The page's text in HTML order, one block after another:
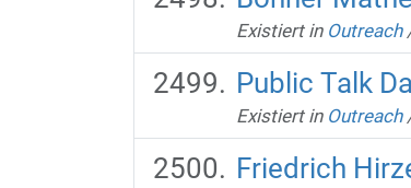
Existiert in Outreach
Public Talk
Existiert in Outreach
Friedrich